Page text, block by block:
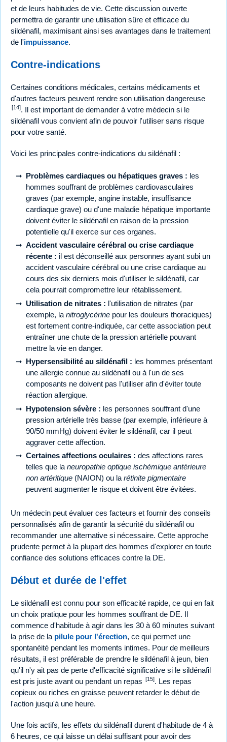
et de leurs habitudes de vie. Cette discussion ouverte
permettra de garantir une utilisation sûre et efficace du
sildénafil, maximisant ainsi ses avantages dans le traitement
de l'impuissance.
Contre-indications
Certaines conditions médicales, certains médicaments et
d'autres facteurs peuvent rendre son utilisation dangereuse
[14]. Il est important de demander à votre médecin si le
sildénafil vous convient afin de pouvoir l'utiliser sans risque
pour votre santé.
Voici les principales contre-indications du sildénafil :
Problèmes cardiaques ou hépatiques graves : les
hommes souffrant de problèmes cardiovasculaires
graves (par exemple, angine instable, insuffisance
cardiaque grave) ou d'une maladie hépatique importante
doivent éviter le sildénafil en raison de la pression
potentielle qu'il exerce sur ces organes.
Accident vasculaire cérébral ou crise cardiaque
récente : il est déconseillé aux personnes ayant subi un
accident vasculaire cérébral ou une crise cardiaque au
cours des six derniers mois d'utiliser le sildénafil, car
cela pourrait compromettre leur rétablissement.
Utilisation de nitrates : l'utilisation de nitrates (par
exemple, la nitroglycérine pour les douleurs thoraciques)
est fortement contre-indiquée, car cette association peut
entraîner une chute de la pression artérielle pouvant
mettre la vie en danger.
Hypersensibilité au sildénafil : les hommes présentant
une allergie connue au sildénafil ou à l'un de ses
composants ne doivent pas l'utiliser afin d'éviter toute
réaction allergique.
Hypotension sévère : les personnes souffrant d'une
pression artérielle très basse (par exemple, inférieure à
90/50 mmHg) doivent éviter le sildénafil, car il peut
aggraver cette affection.
Certaines affections oculaires : des affections rares
telles que laneuropathie optique ischémique antérieure
non artéritique (NAION) ou larétinite pigmentaire
peuvent augmenter le risque et doivent être évitées.
Un médecin peut évaluer ces facteurs et fournir des conseils
personnalisés afin de garantir la sécurité du sildénafil ou
recommander une alternative si nécessaire. Cette approche
prudente permet à la plupart des hommes d'explorer en toute
confiance des solutions efficaces contre la DE.
Début et durée de l'effet
Le sildénafil est connu pour son efficacité rapide, ce qui en fait
un choix pratique pour les hommes souffrant de DE. Il
commence d'habitude à agir dans les 30 à 60 minutes suivant
la prise de la pilule pour l'érection, ce qui permet une
spontanéité pendant les moments intimes. Pour de meilleurs
résultats, il est préférable de prendre le sildénafil à jeun, bien
qu'il n'y ait pas de perte d'efficacité significative si le sildénafil
est pris juste avant ou pendant un repas [15]. Les repas
copieux ou riches en graisse peuvent retarder le début de
l'action jusqu'à une heure.
Une fois actifs, les effets du sildénafil durent d'habitude de 4 à
6 heures, ce qui laisse un délai suffisant pour avoir des